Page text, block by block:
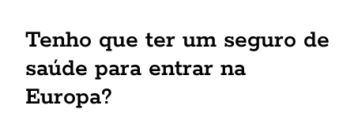
Tenho que ter um seguro de
saúde para entrar na
Europa?